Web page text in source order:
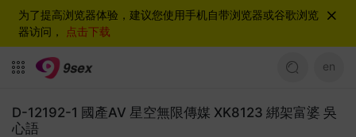
为了提高浏览器体验，建议您使用手机自带浏览器或谷歌浏览
器访问， 点击下载
en
D-12192-1 國產AV 星空無限傳媒 XK8123 綁架富婆 吳
心語